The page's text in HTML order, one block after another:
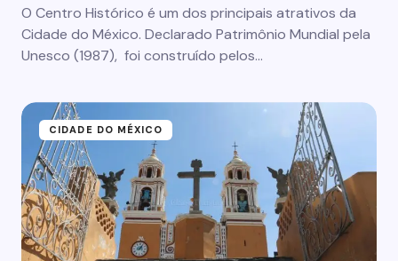
O Centro Histórico é um dos principais atrativos da
Cidade do México. Declarado Patrimônio Mundial pela
Unesco (1987), foi construído pelos…
CIDADE DO MÉXICO